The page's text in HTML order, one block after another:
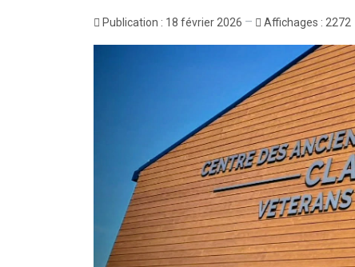
Publication : 18 février 2026 Affichages : 2272